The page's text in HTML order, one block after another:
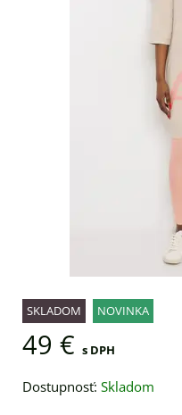
SKLADOM NOVINKA
49 € s DPH
Dostupnosť: Skladom